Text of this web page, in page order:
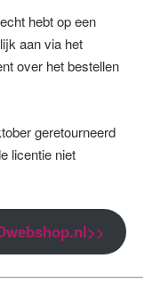
hebt op een
aan via het
over het bestellen
geretourneerd
licentie niet